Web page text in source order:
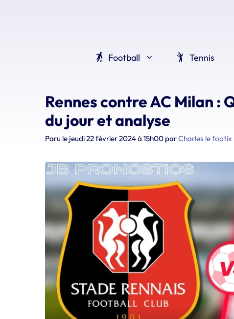
Football
Tennis
Rennes contre AC Milan :
du jour et analyse
Paru le jeudi 22 février 2024 à 15h00 parCharles le footix